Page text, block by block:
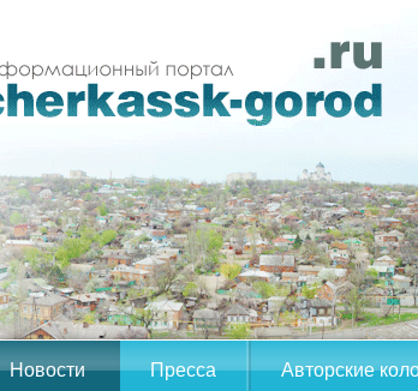
Новости Пресса Авторские